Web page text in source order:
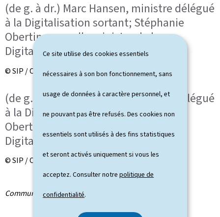
Ce site utilise des cookies essentiels
nécessaires à son bon fonctionnement, sans
usage de données à caractère personnel, et
ne pouvant pas être refusés. Des cookies non
essentiels sont utilisés à des fins statistiques
et seront activés uniquement si vous les
acceptez. Consulter notrepolitique de
confidentialité.
(de g. à dr.) Marc Hansen, ministre délégué
à la Digitalisation sortant; Stéphanie
Obertin, nouvelle ministre de la
Digitalisation
© SIP / Claude Piscitelli
(de g. à dr.) Marc Hansen, ministre délégué
à la Digitalisation sortant; Stéphanie
Obertin, nouvelle ministre de la
Digitalisation
© SIP / Claude Piscitelli
Communiqué par le ministère de la Digitalisation